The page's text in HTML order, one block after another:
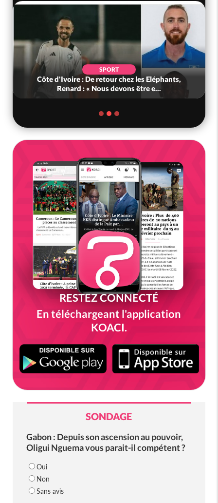
SPORT
Côte d'Ivoire : De retour chez les Eléphants,
Renard : « Nous devons être e...
RESTEZ CONNECTÉ
En téléchargeant l'application
KOACI.
SONDAGE
Gabon : Depuis son ascension au pouvoir,
Oligui Nguema vous parait-il compétent ?
Oui
Non
Sans avis